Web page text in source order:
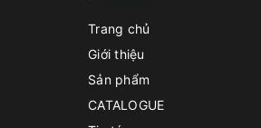
Trang chủ
Giới thiệu
Sản phẩm
CATALOGUE